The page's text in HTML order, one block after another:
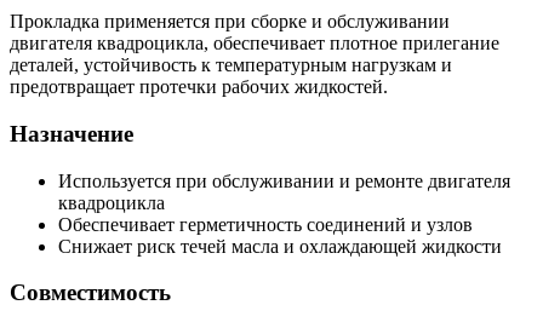
Прокладка применяется при сборке и обслуживании
двигателя квадроцикла, обеспечивает плотное прилегание
деталей, устойчивость к температурным нагрузкам и
предотвращает протечки рабочих жидкостей.
Назначение
Используется при обслуживании и ремонте двигателя
квадроцикла
Обеспечивает герметичность соединений и узлов
Снижает риск течей масла и охлаждающей жидкости
Совместимость